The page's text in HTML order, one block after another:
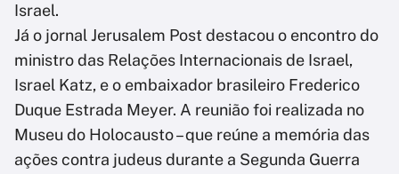
Israel.
Já o jornal Jerusalem Post destacou o encontro do
ministro das Relações Internacionais de Israel,
Israel Katz, e o embaixador brasileiro Frederico
Duque Estrada Meyer. A reunião foi realizada no
Museu do Holocausto – que reúne a memória das
ações contra judeus durante a Segunda Guerra